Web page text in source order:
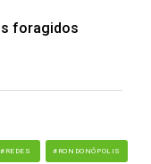
foragidos
#REDES #RONDONÓPOLIS